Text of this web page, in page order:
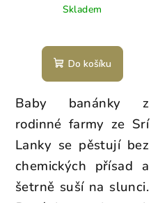
Skladem
hodnocení
produktu
z
hvězdiček.
Do košíku
Baby banánky z
rodinné farmy ze Srí
Lanky se pěstují bez
chemických přísad a
šetrně suší na slunci.